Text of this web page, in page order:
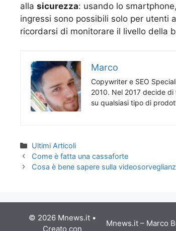
alla sicurezza: usando lo
ingressi sono possibili solo per utenti
ricordarsi di monitorare il livello della
Marco
Copywriter e SEO
2010. Nel 2017 decide
su qualsiasi tipo di
Categorie
Ultimi Articoli
Come è fatta una cassaforte
Cosa è bene sapere sulla
Mnews.it – Marco
© 2026 Mnews.it•
Creato con